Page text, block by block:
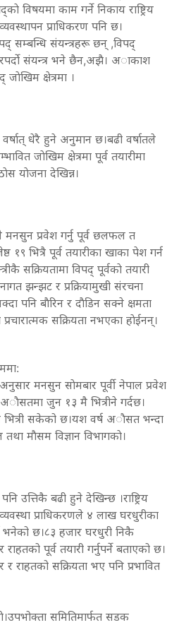
विषयमा काम गर्ने निकाय राष्ट्रिय
प्राधिकरण पनि छ।
सम्बन्धि संयन्त्रहरू छन् ,विपद्
संयन्त्र भने छैन,अझै। अाकाश
जाेखिम क्षेत्रमा ।
धेरै हुने अनुमान छ।बढी वर्षातले
जाेखिम क्षेत्रमा पूर्व तयारीमा
याेजना देखिन्न।
मनसुन प्रवेश गर्नु पूर्व छलफल त
१९ भित्रै पूर्व तयारीका खाका पेश गर्न
सक्रियतामा विपद् पूर्वकाे तयारी
झन्झट र प्रक्रियामुखी संरचना
पनि बाैरिन र दाैडिन सक्ने क्षमता
सक्रियता नभएका हाेईनन्।
मनसुन साेमबार पूर्वी नेपाल प्रवेश
जुन १३ मै भित्रीने गर्दछ।
सकेको छ।यश वर्ष अाैसत भन्दा
माैसम विज्ञान विभागकाे।
उत्तिकै बढी हुने देखिन्छ ।राष्ट्रिय
प्राधिकरणले ४ लाख घरधुरीका
भनेको छ।८३ हजार घरधुरी निकै
पूर्व तयारी गर्नुपर्ने बताएको छ।
र राहतको सक्रियता भए पनि प्रभावित
समितिमार्फत सडक